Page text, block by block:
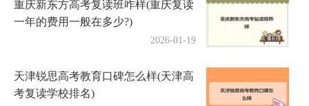
重庆新东方高考复读班咋样(重庆复读
一年的费用一般在多少?)
2026-01-19
天津锐思高考教育口碑怎么样(天津高
考复读学校排名)